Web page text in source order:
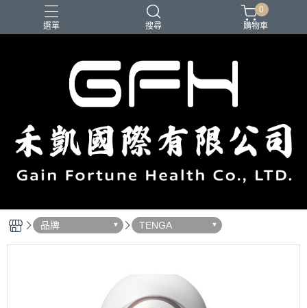
選單 搜尋
0
購物車
品牌 TENGA